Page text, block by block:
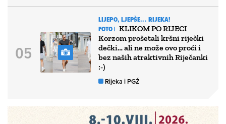
LIJEPO, LJEPŠE... RIJEKA!
FOTO | KLIKOM PO RIJECI
Korzom prošetali kršni riječki
dečki… ali ne može ovo proći i
bez naših atraktivnih Riječanki
:-)
Rijeka i PGŽ